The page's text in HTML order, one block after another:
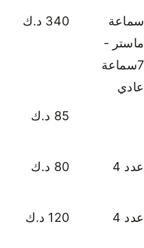
سماعة
ماستر -
7سماعة
عادي
340 د.ك
85 د.ك
عدد 4 80 د.ك
عدد 4 120 د.ك